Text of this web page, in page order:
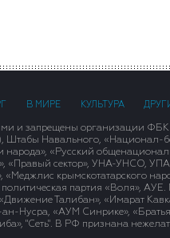
В МИРЕ КУЛЬТУРА
и запрещены организации
Штабы Навального, «Национал-
народа», «Русский
«Правый сектор», УНА-УНСО,
крымскотатарского
политическая партия «Воля»,
Талибан», «Имарат
ан-Нусра, «АУМ Синрике»,
"Сеть". В РФ признана